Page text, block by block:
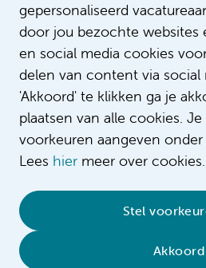
gepersonaliseerd
door jou bezochte websites
en social media cookies
delen van content via social
'Akkoord' te klikken ga je
plaatsen van alle cookies.
voorkeuren aangeven
Lees hier meer over cookies.
Stel
Akkoord
Cookieverklaring •